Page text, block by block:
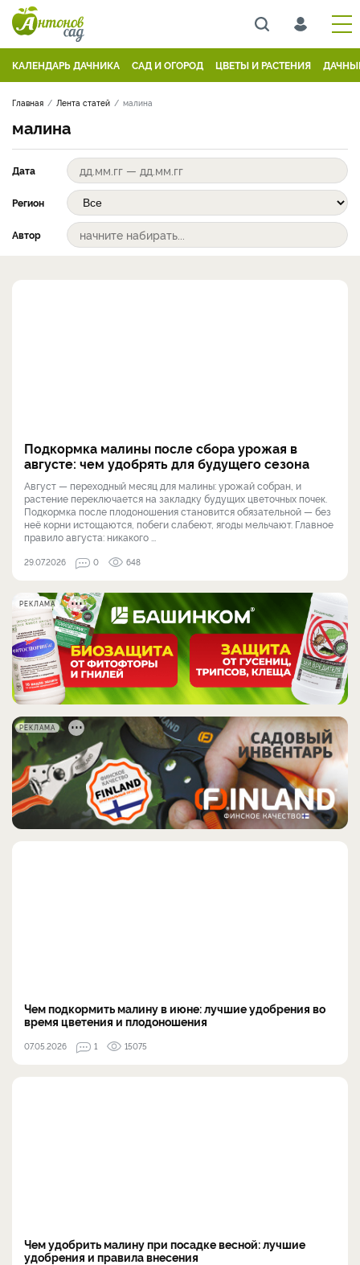
КАЛЕНДАРЬ ДАЧНИКА САД И ОГОРОД ЦВЕТЫ И РАСТЕНИЯ
Главная Лента статей малина
малина
Дата
Регион
Автор
Подкормка малины после сбора урожая в
августе: чем удобрять для будущего сезона
Август — переходный месяц для малины: урожай собран, и
растение переключается на закладку будущих цветочных почек.
Подкормка после плодоношения становится обязательной — без
неё корни истощаются, побеги слабеют, ягоды мельчают. Главное
правило августа: никакого ...
29.07.2026 0 648
РЕКЛАМА
РЕКЛАМА
Чем подкормить малину в июне: лучшие удобрения во
время цветения и плодоношения
07.05.2026 1 15075
Чем удобрить малину при посадке весной: лучшие
удобрения и правила внесения